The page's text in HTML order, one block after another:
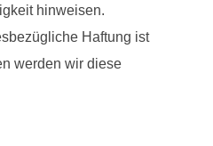
hinweisen.
Haftung ist
werden wir diese